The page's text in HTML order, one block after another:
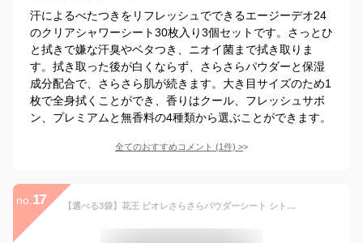
汗によるべたつきをリフレッシュでできるエージーデオ24
のクリアシャワーシート30枚入り3個セットです。さっとひ
と拭きで嫌な汗臭やベタつき、ニオイ菌まで拭き取りま
す。拭き取った後が白くならず、さらさらパウダーと保湿
成分配合で、さらさら肌が続きます。大き目サイズのため1
枚で全身拭くことができ、香りはクール、フレッシュサボ
ン、プレミアムと無香料の4種類から選ぶことができます。
全てのおすすめコメント (1件) >
no. 17 【選べる3袋】花王 ビオレさらさらパウダーシート シトラス&せっけん 10枚入 携帯用 制汗シート 汗拭きシート ボディ 汗ふき 汗拭き さらさら 3個 1000円ポッキリ